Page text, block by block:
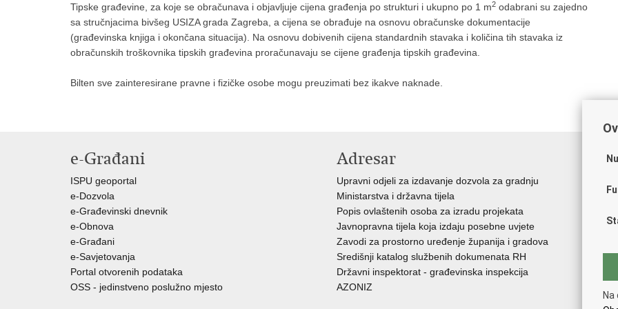
Tipske građevine, za koje se obračunava i objavljuje cijena građenja po strukturi i ukupno po 1 m2 odabrani su zajedno
sa stručnjacima bivšeg USIZA grada Zagreba, a cijena se obrađuje na osnovu obračunske dokumentacije
(građevinska knjiga i okončana situacija). Na osnovu dobivenih cijena standardnih stavaka i količina tih stavaka iz
obračunskih troškovnika tipskih građevina proračunavaju se cijene građenja tipskih građevina.
Bilten sve zainteresirane pravne i fizičke osobe mogu preuzimati bez ikakve naknade.
e-Građani
ISPU geoportal
e-Dozvola
e-Građevinski dnevnik
e-Obnova
e-Građani
e-Savjetovanja
Portal otvorenih podataka
OSS - jedinstveno poslužno mjesto
Adresar
Upravni odjeli za izdavanje dozvola za gradnju
Ministarstva i državna tijela
Popis ovlaštenih osoba za izradu projekata
Javnopravna tijela koja izdaju posebne uvjete
Zavodi za prostorno uređenje županija i gradova
Središnji katalog službenih dokumenata RH
Državni inspektorat - građevinska inspekcija
AZONIZ